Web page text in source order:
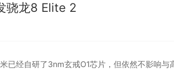
骁龙8 Elite 2
已经自研了3nm玄戒O1芯片，但依然不影响与